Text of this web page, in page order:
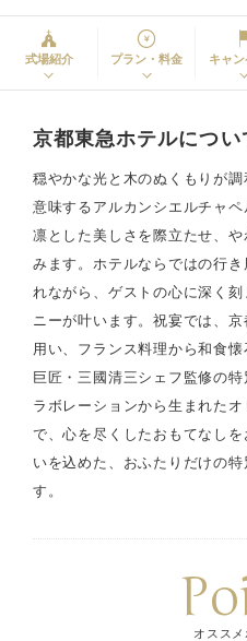
式場紹介 プラン・料金 キャ
京都東急ホテルについ
穏やかな光と木のぬくもりが
意味するアルカンシエルチャ
凛とした美しさを際立たせ、
みます。ホテルならではの行
れながら、ゲストの心に深く
ニーが叶います。祝宴では、
用い、フランス料理から和食
巨匠・三國清三シェフ監修の
ラボレーションから生まれた
で、心を尽くしたおもてなし
いを込めた、おふたりだけの
す。
オススメ